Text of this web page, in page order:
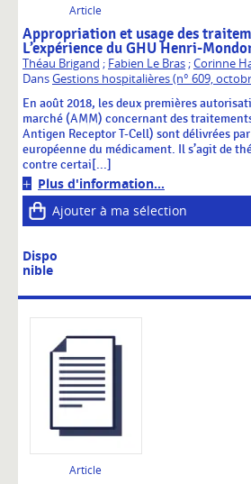
Article
Appropriation et usage des
L’expérience du GHU Henri-
Théau Brigand ; Fabien Le Bras;Corinne
DansGestions hospitalières (n° 609,
En août 2018, les deux premières
marché (AMM) concernant des
Antigen Receptor T-Cell) sont délivrées par
européenne du médicament. Il s’agit de
contre certai[...]
Plus d'information...
Ajouter à ma sélection
Dispo
nible
Article